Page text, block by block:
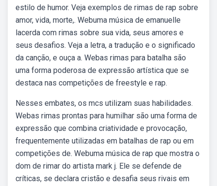
estilo de humor. Veja exemplos de rimas de rap sobre
amor, vida, morte,. Webuma música de emanuelle
lacerda com rimas sobre sua vida, seus amores e
seus desafios. Veja a letra, a tradução e o significado
da canção, e ouça a. Webas rimas para batalha são
uma forma poderosa de expressão artística que se
destaca nas competições de freestyle e rap.
Nesses embates, os mcs utilizam suas habilidades.
Webas rimas prontas para humilhar são uma forma de
expressão que combina criatividade e provocação,
frequentemente utilizadas em batalhas de rap ou em
competições de. Webuma música de rap que mostra o
dom de rimar do artista mark j. Ele se defende de
críticas, se declara cristão e desafia seus rivais em